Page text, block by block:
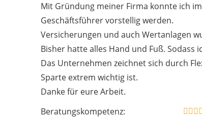
Mit Gründung meiner Firma konnte ich
Geschäftsführer vorstellig werden.
Versicherungen und auch Wertanlagen
Bisher hatte alles Hand und Fuß.
Das Unternehmen zeichnet sich durch
Sparte extrem wichtig ist.
Danke für eure Arbeit.
Beratungskompetenz: